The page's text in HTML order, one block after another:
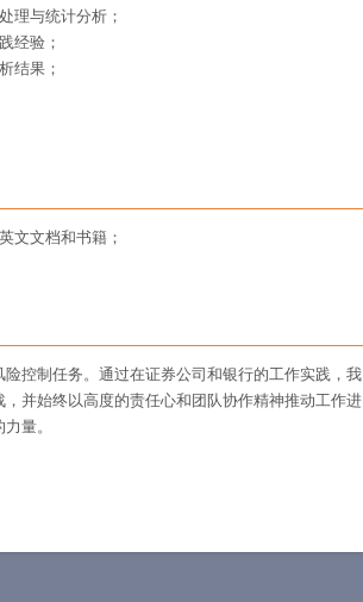
理与统计分析；
经验；
结果；
文文档和书籍；
控制任务。通过在证券公司和银行的工作实践，我
并始终以高度的责任心和团队协作精神推动工作进
量。